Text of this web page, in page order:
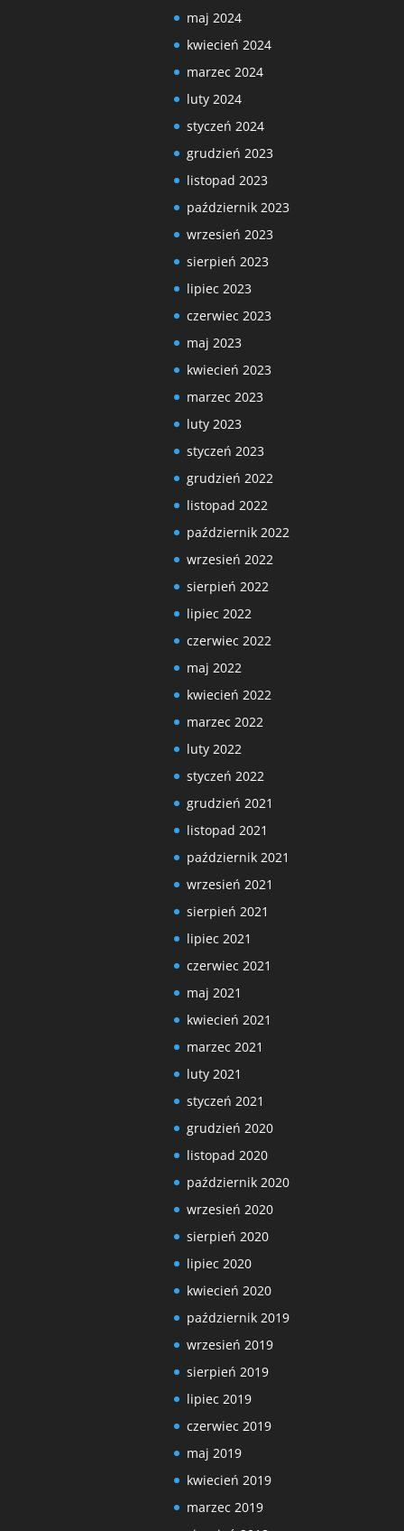
maj 2024
kwiecień 2024
marzec 2024
luty 2024
styczeń 2024
grudzień 2023
listopad 2023
październik 2023
wrzesień 2023
sierpień 2023
lipiec 2023
czerwiec 2023
maj 2023
kwiecień 2023
marzec 2023
luty 2023
styczeń 2023
grudzień 2022
listopad 2022
październik 2022
wrzesień 2022
sierpień 2022
lipiec 2022
czerwiec 2022
maj 2022
kwiecień 2022
marzec 2022
luty 2022
styczeń 2022
grudzień 2021
listopad 2021
październik 2021
wrzesień 2021
sierpień 2021
lipiec 2021
czerwiec 2021
maj 2021
kwiecień 2021
marzec 2021
luty 2021
styczeń 2021
grudzień 2020
listopad 2020
październik 2020
wrzesień 2020
sierpień 2020
lipiec 2020
kwiecień 2020
październik 2019
wrzesień 2019
sierpień 2019
lipiec 2019
czerwiec 2019
maj 2019
kwiecień 2019
marzec 2019